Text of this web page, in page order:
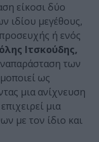
είκοσι δύο
ιδίου μεγέθους,
ή ενός
Ιτσκούδης,
των
ως
μια ανίχνευση
μια
με τον ίδιο και